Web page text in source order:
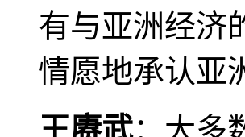
有与亚洲经济
情愿地承认亚
王赓武：大多